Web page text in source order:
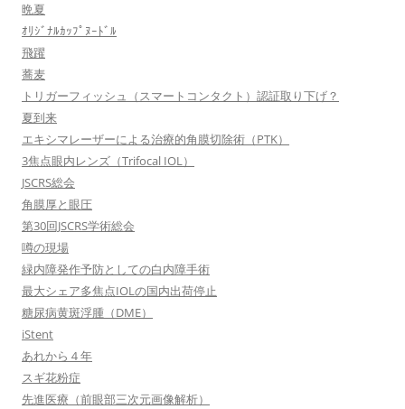
晩夏
ｵﾘｼﾞﾅﾙｶｯﾌﾟﾇｰﾄﾞﾙ
飛躍
蕎麦
トリガーフィッシュ（スマートコンタクト）認証取り下げ？
夏到来
エキシマレーザーによる治療的角膜切除術（PTK）
3焦点眼内レンズ（Trifocal IOL）
JSCRS総会
角膜厚と眼圧
第30回JSCRS学術総会
噂の現場
緑内障発作予防としての白内障手術
最大シェア多焦点IOLの国内出荷停止
糖尿病黄斑浮腫（DME）
iStent
あれから４年
スギ花粉症
先進医療（前眼部三次元画像解析）